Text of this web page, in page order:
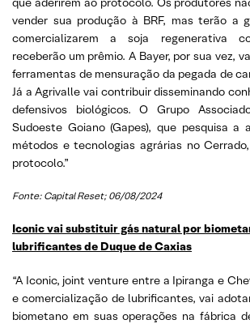
vender sua produção à BRF, mas terão a
comercializarem a soja regenerativa
receberão um prêmio. A Bayer, por sua vez,
ferramentas de mensuração da pegada de
Já a Agrivalle vai contribuir disseminando
defensivos biológicos. O Grupo
Sudoeste Goiano (Gapes), que pesquisa a
métodos e tecnologias agrárias no
protocolo.”
Fonte: Capital Reset; 06/08/2024
Iconic vai substituir gás natural por
lubrificantes de Duque de Caxias
“A Iconic, joint venture entre a Ipiranga e
e comercialização de lubrificantes, vai
biometano em suas operações na fábrica